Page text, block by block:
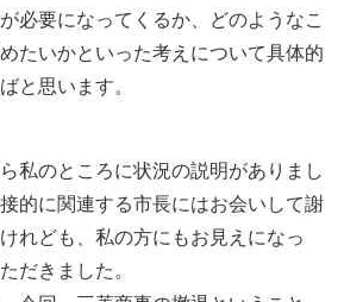
必要になってくるか、どのようなこ
たいかといった考えについて具体的
と思います。
私のところに状況の説明がありまし
的に関連する市長にはお会いして謝
れども、私の方にもお見えになっ
だきました。